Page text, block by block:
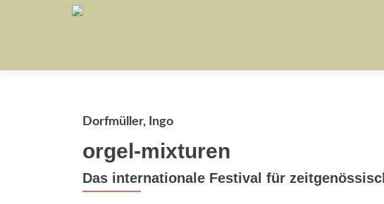
Dorfmüller, Ingo
orgel-mixturen
Das internationale Festival für